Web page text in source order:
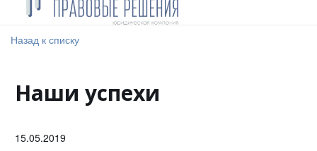
Назад к списку
Наши успехи
15.05.2019